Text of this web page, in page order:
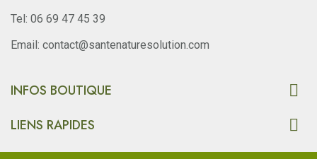
Tel: 06 69 47 45 39
Email: contact@santenaturesolution.com
INFOS BOUTIQUE 
LIENS RAPIDES 